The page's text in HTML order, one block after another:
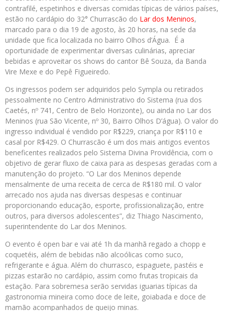
contrafilé, espetinhos e diversas comidas típicas de vários países,
estão no cardápio do 32° Churrascão do Lar dos Meninos,
marcado para o dia 19 de agosto, às 20 horas, na sede da
unidade que fica localizada no bairro Olhos d’Água. É a
oportunidade de experimentar diversas culinárias, apreciar
bebidas e aproveitar os shows do cantor Bê Souza, da Banda
Vire Mexe e do Pepê Figueiredo.
Os ingressos podem ser adquiridos pelo Sympla ou retirados
pessoalmente no Centro Administrativo do Sistema (rua dos
Caetés, nº 741, Centro de Belo Horizonte), ou ainda no Lar dos
Meninos (rua São Vicente, nº 30, Bairro Olhos D’água). O valor do
ingresso individual é vendido por R$229, criança por R$110 e
casal por R$429. O Churrascão é um dos mais antigos eventos
beneficentes realizados pelo Sistema Divina Providência, com o
objetivo de gerar fluxo de caixa para as despesas geradas com a
manutenção do projeto. “O Lar dos Meninos depende
mensalmente de uma receita de cerca de R$180 mil. O valor
arrecado nos ajuda nas diversas despesas e continuar
proporcionando educação, esporte, profissionalização, entre
outros, para diversos adolescentes”, diz Thiago Nascimento,
superintendente do Lar dos Meninos.
O evento é open bar e vai até 1h da manhã regado a chopp e
coquetéis, além de bebidas não alcoólicas como suco,
refrigerante e água. Além do churrasco, espaguete, pastéis e
pizzas estarão no cardápio, assim como frutas tropicais da
estação. Para sobremesa serão servidas iguarias típicas da
gastronomia mineira como doce de leite, goiabada e doce de
mamão acompanhados de queijo minas.